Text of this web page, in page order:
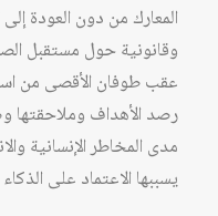
المعارك من دون العودة
وقانونية حول مستقبل
عقب طوفان الأقصى من
رصد الأهداف وملاحقتها
مدى المخاطر الإنسانية
يسببها الاعتماد على